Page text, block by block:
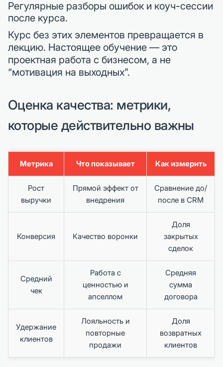
Регулярные разборы ошибок и коуч-сессии
после курса.
Курс без этих элементов превращается в
лекцию. Настоящее обучение — это
проектная работа с бизнесом, а не
“мотивация на выходных”.
Оценка качества: метрики,
которые действительно важны
Метрика Что показывает Как измерить
Рост
выручки
Прямой эффект от
внедрения
Сравнение до/
после в CRM
Конверсия Качество воронки
Доля
закрытых
сделок
Средний
чек
Работа с
ценностью и
апселлом
Средняя
сумма
договора
Удержание
клиентов
Лояльность и
повторные
продажи
Доля
возвратных
клиентов